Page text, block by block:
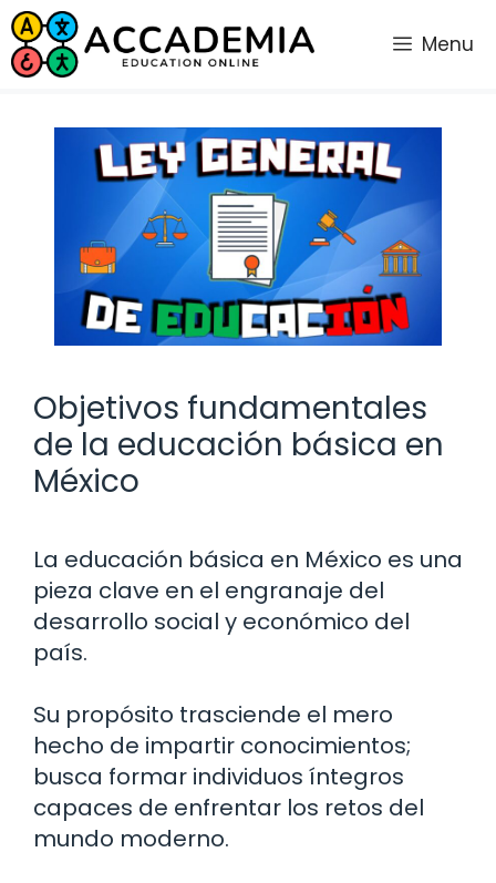
Saltar
al
contenido
Menu
Objetivos fundamentales
de la educación básica en
México
La educación básica en México es una
pieza clave en el engranaje del
desarrollo social y económico del
país.
Su propósito trasciende el mero
hecho de impartir conocimientos;
busca formar individuos íntegros
capaces de enfrentar los retos del
mundo moderno.